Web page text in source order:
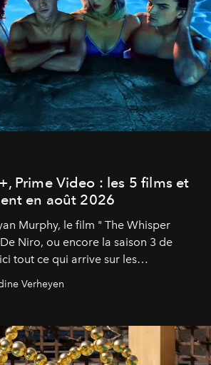
Prime Video : les 5 films et
en août 2026
Murphy, le film " The Whisper
Niro, ou encore la saison 3 de
tout ce qui arrive sur les
Verheyen